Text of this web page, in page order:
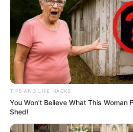
Ingenieros (SCI), se encuentran
solicitudes de prórroga por los
avaladas por las respectivas
escenarios: Estadio de fútbol,
Solicitudes por condiciones
optimización, cambios mayores y
de obra respecto a las
iniciales”.
Le sugerimos leer:
Ibagué inspeccionó Clínica
UT
TIPS AND LIFE HACKS
You Won't Believe What This Woman
Shed!